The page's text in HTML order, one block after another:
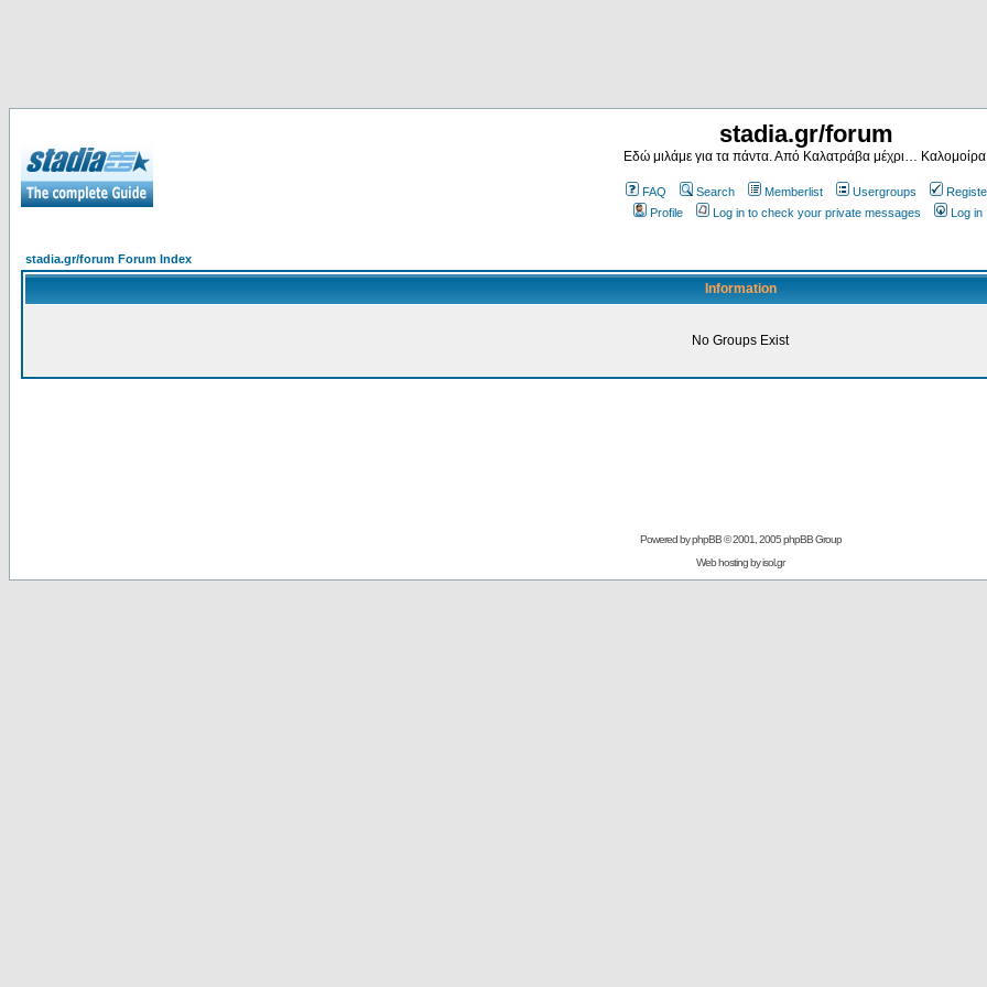
stadia.gr/forum
Εδώ μιλάμε για τα πάντα. Από Καλατράβα μέχρι…
FAQ Search Memberlist Usergroups
Profile
Log in to check your private messages Log in
stadia.gr/forum Forum Index
Information
No Groups Exist
Powered byphpBB© 2001, 2005 phpBB Group
Web hosting byisol.gr